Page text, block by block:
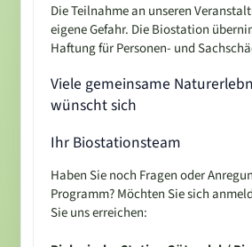
Die Teilnahme an unseren
eigene Gefahr. Die Biostation
Haftung für Personen- und
Viele gemeinsame
wünscht sich
Ihr Biostationsteam
Haben Sie noch Fragen oder
Programm? Möchten Sie sich
Sie uns erreichen: